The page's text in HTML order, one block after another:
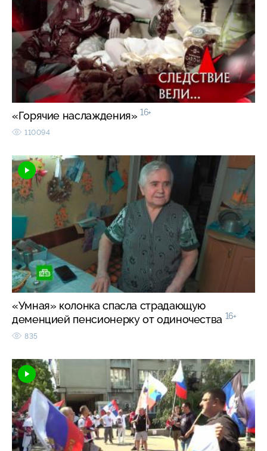
«Горячие наслаждения» 16+
110094
«Умная» колонка спасла страдающую
деменцией пенсионерку от одиночества 16+
835